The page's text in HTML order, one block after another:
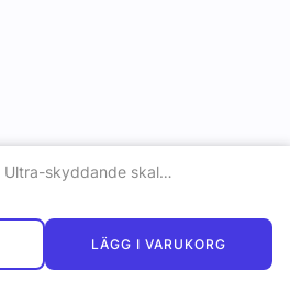
C&C - Jump Ultra-skyddande skal med magnet till iPhone 16 Pro Max Blå
LÄGG I VARUKORG